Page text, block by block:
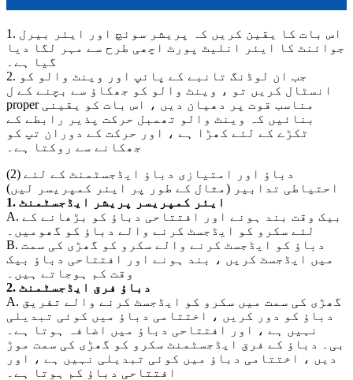
1. اس بات کا یقین کریں کہ پریشر سوئچ اور ایئر بیرل
جوائنٹ کا ایئر انلیٹ پورٹ اچھی طرح سے مہر لگا دیا
گیا ہے۔
2. جب ان لوڈنگ تانبے کے پائپ اور وینٹ والو کو
انسٹال کریں تو ، وینٹ والو کو جھکاؤ سے بچنے کے ل
proper مناسب قوت پر دھیان دیں ، اس بات کو یقینی
بنائیں کہ وینٹ والو تھمبل حرکت پذیر رابطے کے
ٹکڑے کے لئے کھڑا ہے ، اور حرکت کے دوران تپ کو
جھکانے سے روکتا ہے۔
(2) دباؤ اور امتیازی دباؤ ایڈجسٹمنٹ کے لئے
احتیاطی تدابیر (مثال کے طور پر ایئر کمپریسر لیں)
1. ایئر کمپریسر پریشر ایڈجسٹمنٹ
A. بیک وقت بند ہونے اور افتتاحی دباؤ کو بڑھانے کے
لئے سکرو کو ایڈجسٹ کرنے والے دباؤ کو گھومیں۔
B. دباؤ کو ایڈجسٹ کرنے والے سکرو کو گھڑی کی سمت
میں ایڈجسٹ کریں ، بند ہونے اور افتتاحی دباؤ بیک
وقت کم ہوجاتے ہیں۔
2. دباؤ فرق ایڈجسٹمنٹ
A. گھڑی کی سمت میں سکرو کو ایڈجسٹ کرنے والے تفریق
دباؤ کو دور کریں ، اختتامی دباؤ میں کوئی تبدیلی
نہیں ہے ، اور افتتاحی دباؤ میں اضافہ ہوتا ہے۔
بی۔ دباؤ کے فرق ایڈجسٹمنٹ سکرو کو گھڑی کی سمت موڑ
دیں ، اختتامی دباؤ میں کوئی تبدیلی نہیں ہے ، اور
افتتاحی دباؤ کم ہوتا ہے۔